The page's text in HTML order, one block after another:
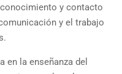
y contacto
y el trabajo
en la enseñanza del